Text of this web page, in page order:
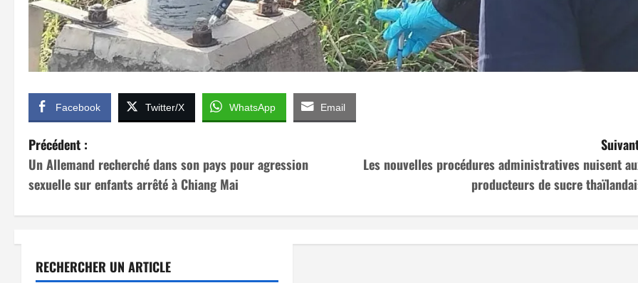
Facebook Twitter/X WhatsApp Email
N
a
v
g
Précédent :
Un Allemand recherché dans son pays pour agression
sexuelle sur enfants arrêté à Chiang Mai
Les nouvelles procédures administratives nuisent
producteurs de sucre
RECHERCHER UN ARTICLE